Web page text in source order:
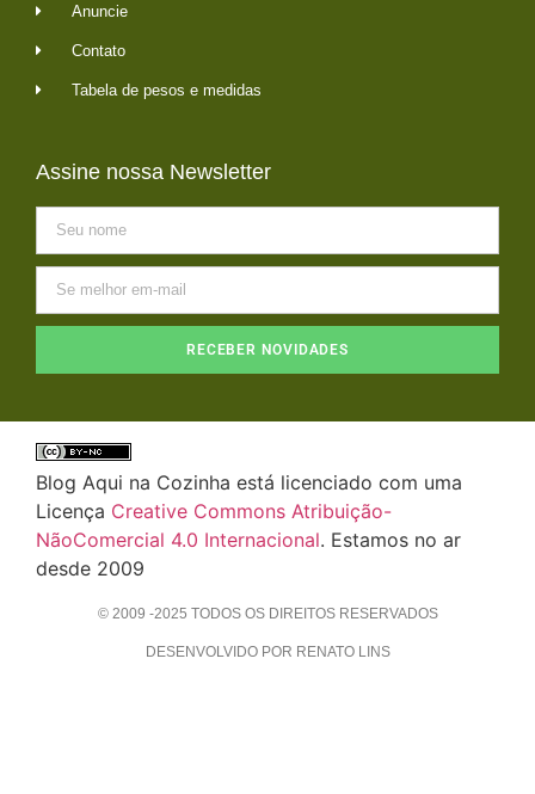
Anuncie
Contato
Tabela de pesos e medidas
Assine nossa Newsletter
RECEBER NOVIDADES
Blog Aqui na Cozinha está licenciado com uma
Licença Creative Commons Atribuição-
NãoComercial 4.0 Internacional. Estamos no ar
desde 2009
© 2009 -2025 TODOS OS DIREITOS RESERVADOS
DESENVOLVIDO POR RENATO LINS